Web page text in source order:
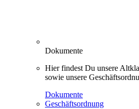
Dokumente
Hier findest Du unsere
sowie unsere
Dokumente
Geschäftsordnung